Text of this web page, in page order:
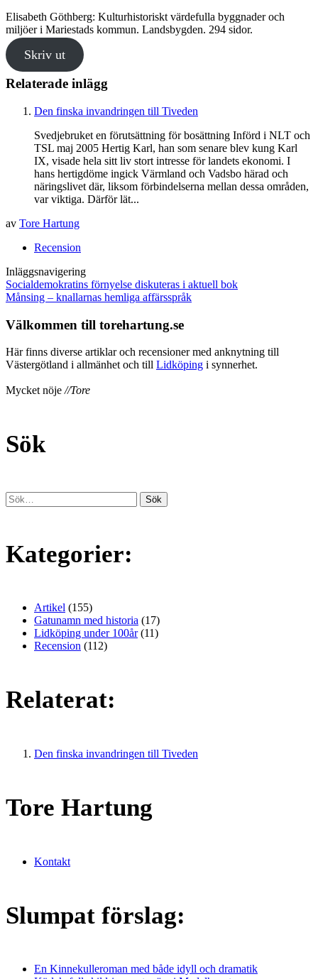
Elisabeth Göthberg: Kulturhistoriskt värdefulla byggnader och
miljöer i Mariestads kommun. Landsbygden. 294 sidor.
Skriv ut
Relaterade inlägg
Den finska invandringen till Tiveden
Svedjebruket en förutsättning för bosättning Införd i NLT och
TSL maj 2005 Hertig Karl, han som senare blev kung Karl
IX, visade hela sitt liv stort intresse för landets ekonomi. I
hans hertigdöme ingick Värmland och Vadsbo härad och
näringslivet där, liksom förbindelserna mellan dessa områden,
var viktiga. Därför lät...
av Tore Hartung
Recension
Inläggsnavigering
Socialdemokratins förnyelse diskuteras i aktuell bok
Månsing – knallarnas hemliga affärsspråk
Välkommen till torehartung.se
Här finns diverse artiklar och recensioner med anknytning till
Västergötland i allmänhet och till Lidköping i synnerhet.
Mycket nöje //Tore
Sök
Kategorier:
Artikel (155)
Gatunamn med historia (17)
Lidköping under 100år(11)
Recension (112)
Relaterat:
Den finska invandringen till Tiveden
Tore Hartung
Kontakt
Slumpat förslag:
En Kinnekulleroman med både idyll och dramatik